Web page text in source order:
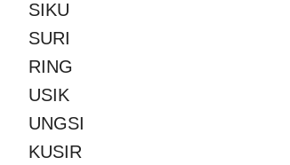
SIKU
SURI
RING
USIK
UNGSI
KUSIR